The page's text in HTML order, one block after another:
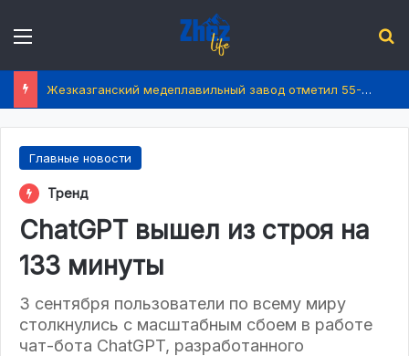
Жезказганский медеплавильный завод отметил 55-летие
Главные новости
Тренд
ChatGPT вышел из строя на
133 минуты
3 сентября пользователи по всему миру
столкнулись с масштабным сбоем в работе
чат-бота ChatGPT, разработанного